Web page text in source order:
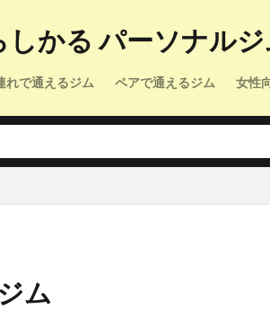
しかる パーソナル
れで通えるジム ペアで通えるジム 女性
ム